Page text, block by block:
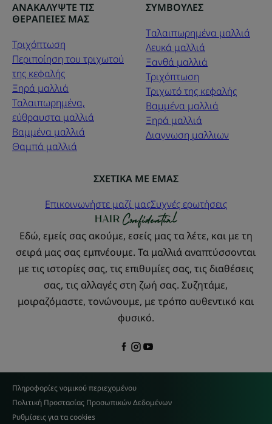
ΑΝΑΚΑΛΥΨΤΕ ΤΙΣ
ΘΕΡΑΠΕΙΕΣ ΜΑΣ
Τριχόπτωση
Περιποίηση του τριχωτού
της κεφαλής
Ξηρά μαλλιά
Ταλαιπωρημένα,
εύθραυστα μαλλιά
Βαμμένα μαλλιά
Θαμπά μαλλιά
ΣΥΜΒΟΥΛΕΣ
Tαλαιπωρημένα μαλλιά
Λευκά μαλλιά
Ξανθά μαλλιά
Τριχόπτωση
Τριχωτό της κεφαλής
Βαμμένα μαλλιά
Ξηρά μαλλιά
Διαγνωση μαλλιων
ΣΧΕΤΙΚΑ ΜΕ ΕΜΑΣ
Επικοινωνήστε μαζί μαςΣυχνές ερωτήσεις
Εδώ, εμείς σας ακούμε, εσείς μας τα λέτε, και με τη
σειρά μας σας εμπνέουμε. Τα μαλλιά αναπτύσσονται
με τις ιστορίες σας, τις επιθυμίες σας, τις διαθέσεις
σας, τις αλλαγές στη ζωή σας. Συζητάμε,
μοιραζόμαστε, τονώνουμε, με τρόπο αυθεντικό και
φυσικό.
Πληροφορίες νομικού περιεχομένου
Πολιτική Προστασίας Προσωπικών Δεδομένων
Ρυθμίσεις για τα cookies